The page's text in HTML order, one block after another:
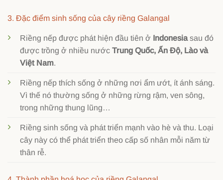
3. Đặc điểm sinh sống của cây riềng Galangal
Riềng nếp được phát hiện đầu tiên ở Indonesiasau đó
được trồng ở nhiều nước Trung Quốc, Ấn Độ, Lào và
Việt Nam.
Riềng nếp thích sống ở những nơi ẩm ướt, ít ánh sáng.
Vì thế nó thường sống ở những rừng rậm, ven sông,
trong những thung lũng…
Riềng sinh sống và phát triển mạnh vào hè và thu. Loại
cây này có thể phát triển theo cấp số nhân mỗi năm từ
thân rễ.